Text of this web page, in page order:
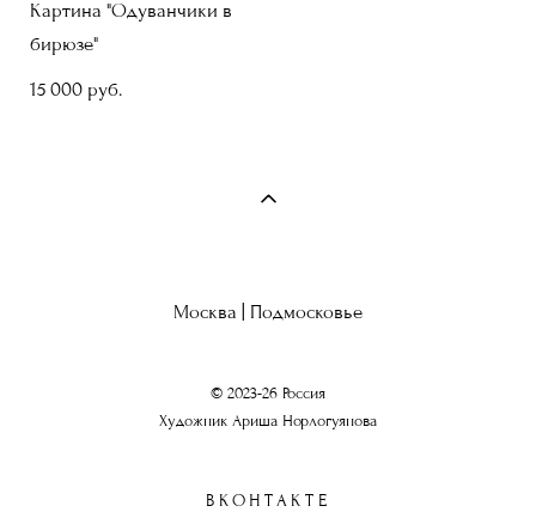
Картина "Одуванчики в
бирюзе"
15 000 pуб.
Москва | Подмосковье
© 2023-26 Россия
Художник Ариша Норлогуянова
ВКОНТАКТЕ